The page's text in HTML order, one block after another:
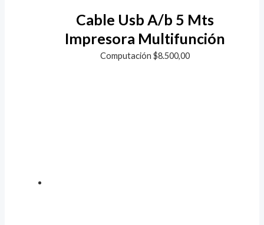
Cable Usb A/b 5 Mts
Impresora Multifunción
Computación $8.500,00